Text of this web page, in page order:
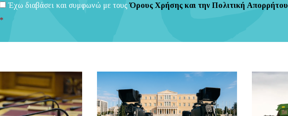
Έχω διαβάσει και συμφωνώ με τουςΌρους Χρήσης και την Πολιτική Απορρήτου
*